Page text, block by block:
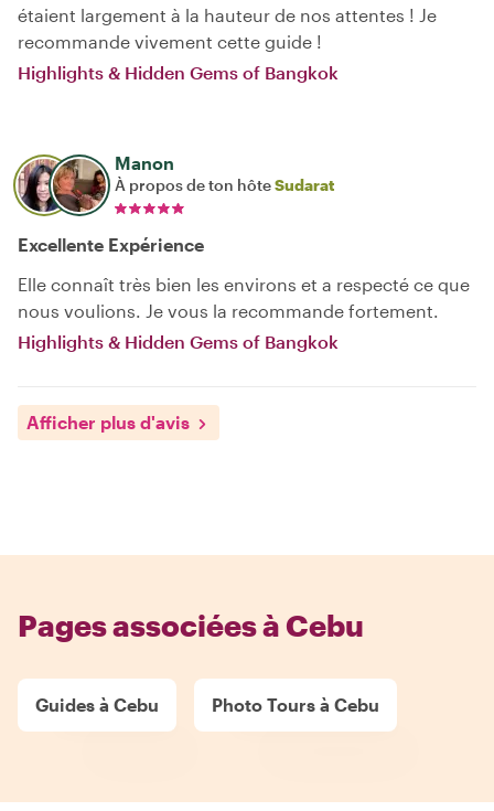
étaient largement à la hauteur de nos attentes ! Je
recommande vivement cette guide !
Highlights & Hidden Gems of Bangkok
Manon
À propos de ton hôteSudarat
Excellente Expérience
Elle connaît très bien les environs et a respecté ce que
nous voulions. Je vous la recommande fortement.
Highlights & Hidden Gems of Bangkok
Afficher plus d'avis
Pages associées à Cebu
Guides à Cebu Photo Tours à Cebu